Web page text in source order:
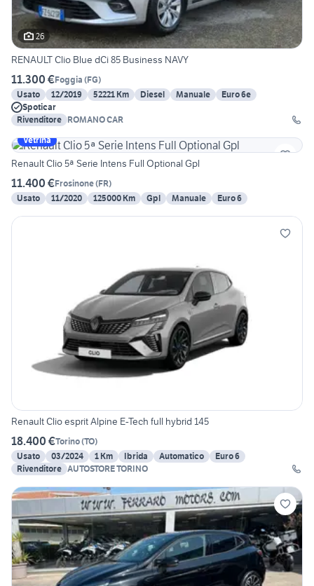
26
RENAULT Clio Blue dCi 85 Business NAVY
11.300 €Foggia (FG)
Usato
12/2019 52221 Km Diesel Manuale
Euro 6e
Spoticar
Rivenditore ROMANO CAR
Vetrina
Renault Clio 5ª Serie Intens Full Optional Gpl
11.400 €Frosinone(FR)
Usato
11/2020 125000 Km Gpl Manuale Euro 6
Renault Clio esprit Alpine E-Tech full hybrid 145
18.400 €Torino(TO)
Usato
03/2024 1 Km Ibrida Automatico
Euro 6
Rivenditore AUTOSTORE TORINO